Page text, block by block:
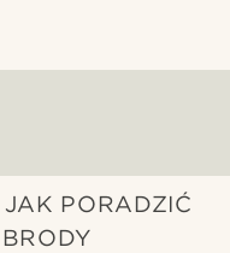
PORADZIĆ